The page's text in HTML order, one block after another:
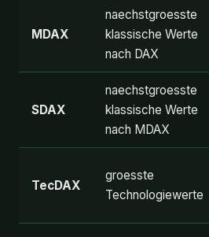
MDAX
naechstgroesste
klassische Werte
nach DAX
SDAX
naechstgroesste
klassische Werte
nach MDAX
TecDAX
groesste
Technologiewerte